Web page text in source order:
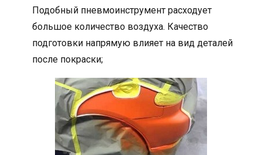
Подобный пневмоинструмент расходует
большое количество воздуха. Качество
подготовки напрямую влияет на вид деталей
после покраски;